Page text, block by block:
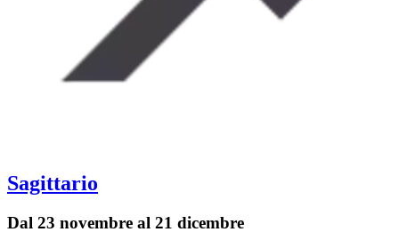
Sagittario
Dal 23 novembre al 21 dicembre